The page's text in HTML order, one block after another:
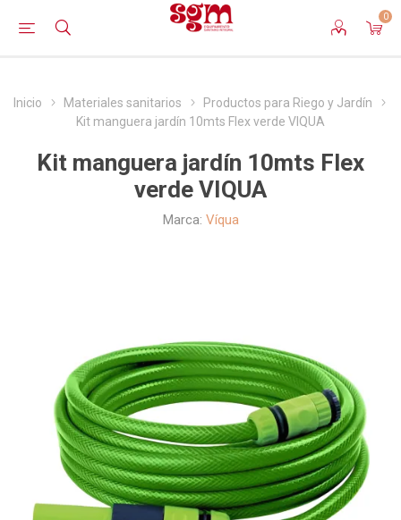
0
Inicio Materiales sanitarios
Productos para Riego y Jardín
Kit manguera jardín 10mts Flex verde VIQUA
Kit manguera jardín 10mts Flex
verde VIQUA
Marca: Víqua